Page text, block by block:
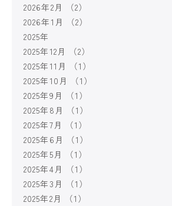
2026年2月
（2）
2026年1月
（2）
2025年
2025年12月
（2）
2025年11月
（1）
2025年10月
（1）
2025年9月
（1）
2025年8月
（1）
2025年7月
（1）
2025年6月
（1）
2025年5月
（1）
2025年4月
（1）
2025年3月
（1）
2025年2月
（1）